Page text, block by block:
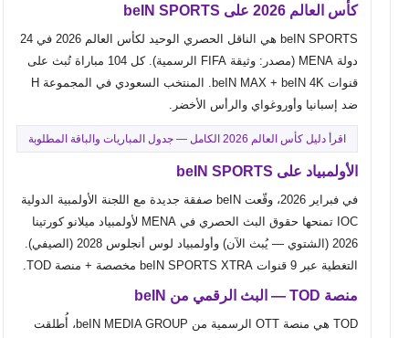
كأس العالم 2026 على beIN SPORTS
beIN SPORTS هي الناقل الحصري الوحيد لكأس العالم 2026 في 24
دولة MENA (مصدر: وثيقة FIFA الرسمية). كل 104 مباراة تُبث على
قنوات beIN MAX + beIN 4K. المنتخب السعودي في المجموعة H
ضد إسبانيا وأوروغواي والرأس الأخضر.
اقرأ دليل كأس العالم 2026 الكامل — جدول المباريات والباقة المطلوبة
الأولمبياد على beIN SPORTS
في فبراير 2026، وقّعت beIN صفقة جديدة مع اللجنة الأولمبية الدولية
IOC تمنحها حقوق البث الحصري في MENA لأولمبياد ميلانو كورتينا
2026 (الشتوي — يُبث الآن) وأولمبياد لوس أنجلوس 2028 (الصيفي).
التغطية عبر 9 قنوات beIN SPORTS XTRA مخصصة + منصة TOD.
منصة TOD — البث الرقمي من beIN
TOD هي منصة OTT الرسمية من beIN MEDIA GROUP، أُطلقت